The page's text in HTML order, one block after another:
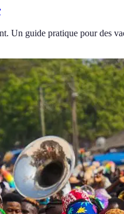
Un guide pratique pour des